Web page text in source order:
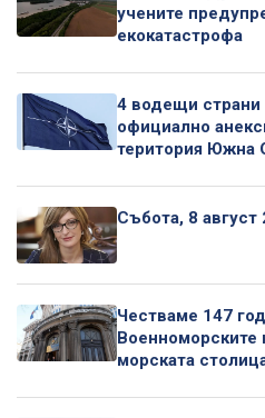
учените
екокатастрофа
4 водещи страни
официално
територия Южна
Събота, 8 август
Честваме 147
Военноморските
морската